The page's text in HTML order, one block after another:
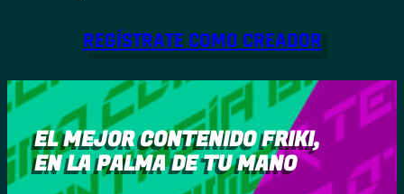
REGÍSTRATE COMO CREADOR
EL MEJOR CONTENIDO FRIKI,
EN LA PALMA DE TU MANO